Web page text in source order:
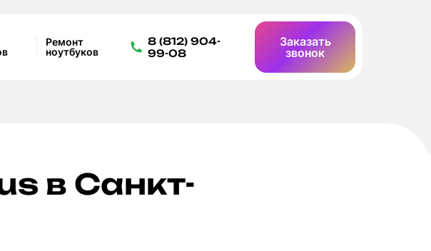
Ремонт
ноутбуков
8 (812) 904-
99-08
Заказать
звонок
в Санкт-